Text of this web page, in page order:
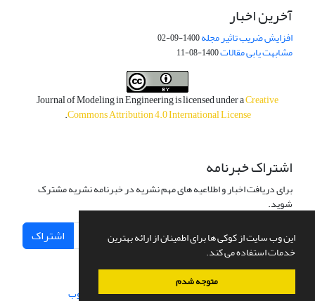
این وب سایت از کوکی ها برای اطمینان از ارائه بهترین
خدمات استفاده می کند.
متوجه شدم
آخرین اخبار
افزایش ضریب تاثیر مجله1400-09-02
مشابهت یابی مقالات1400-08-11
Journal of Modeling in Engineering is licensed under aCreative
Commons Attribution 4.0 International License
.
اشتراک خبرنامه
برای دریافت اخبار و اطلاعیه های مهم نشریه در خبرنامه نشریه مشترک
شوید.
اشتراک
سامانه مدیریت نشریات علمی.طراحی و پیاده سازی از سیناوب